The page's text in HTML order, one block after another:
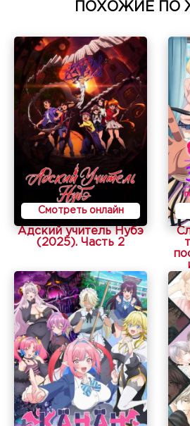
ПОХОЖИЕ ПО
Смотреть онлайн
Адский учитель Нубэ
(2025). Часть 2